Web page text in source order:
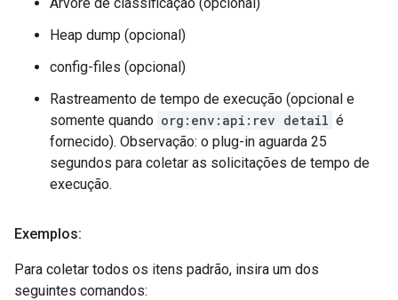
Heap dump (opcional)
config-files (opcional)
Rastreamento de tempo de execução (opcional e
somente quando org:env:api:rev detail é
fornecido). Observação: o plug-in aguarda 25
segundos para coletar as solicitações de tempo de
execução.
Exemplos:
Para coletar todos os itens padrão, insira um dos
seguintes comandos: